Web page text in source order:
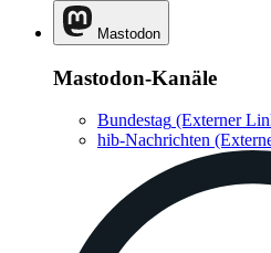
Mastodon
Mastodon-Kanäle
Bundestag (Externer
hib-Nachrichten